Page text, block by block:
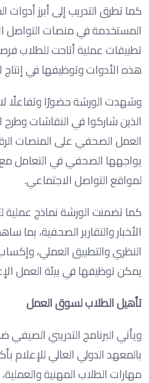
كما تطرق التدريب إلى أبرز أدوات
المستخدمة في منصات التواصل
تطبيقات عملية أتاحت للطلاب
هذه الأدوات وتوظيفها في
وشهدت الورشة حضورًا وتفاعلًا
الذين شاركوا في النقاشات
العمل الصحفي على المنصات
يواجهها الصحفي في التعامل
لمواقع التواصل الاجتماعي.
كما تضمنت الورشة نماذج عملية
الأخبار والتقارير الصحفية، بما
النظري والتطبيق العملي،
يمكن توظيفها في بيئة العمل
تأهيل الطلاب لسوق العمل
ويأتي البرنامج التدريبي
بالمعهد الدولي العالي للإعلام
مهارات الطلاب المهنية